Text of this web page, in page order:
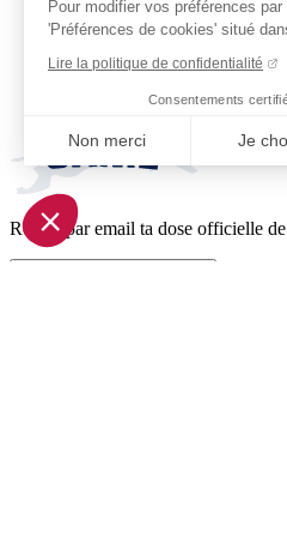
Pour modifier vos préférences
'Préférences de cookies' situé
Lire la politique de confidentialité
Consentements
Non merci Je
Axeptio consent
Plateforme de Gestion du
Notre plateforme vous
Reçois par email ta dose officielle